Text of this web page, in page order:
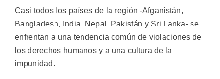
Casi todos los países de la región -Afganistán,
Bangladesh, India, Nepal, Pakistán y Sri Lanka- se
enfrentan a una tendencia común de violaciones de
los derechos humanos y a una cultura de la
impunidad.